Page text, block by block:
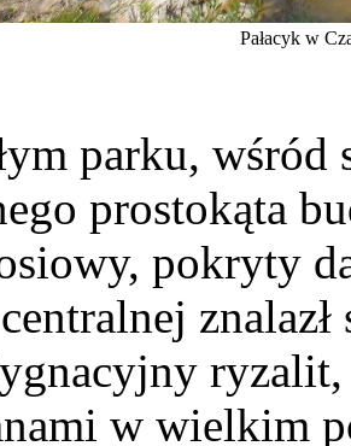
Pałacyk w
parku, wśród
prostokąta
pokryty
w wielkim